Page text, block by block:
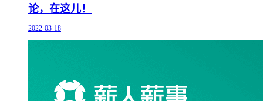
论，在这儿！
2022-03-18